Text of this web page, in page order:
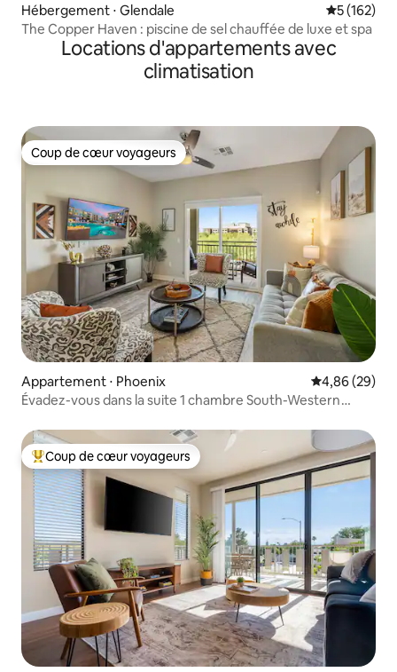
Hébergement ⋅ Glendale Évaluation
5 (162)
The Copper Haven : piscine de sel chauffée de luxe et spa
Locations d'appartements avec
climatisation
Coup de cœur voyageurs
Coup de cœur voyageurs
Appartement ⋅ Phoenix Évaluation
4,86 (29)
Évadez-vous dans la suite 1 chambre South-Western
Coups de cœur voyageurs les plus appréciés
Coup de cœur voyageurs